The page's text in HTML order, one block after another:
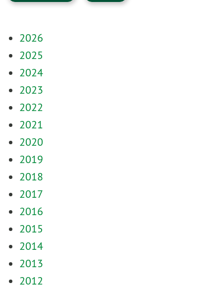
2026
2025
2024
2023
2022
2021
2020
2019
2018
2017
2016
2015
2014
2013
2012